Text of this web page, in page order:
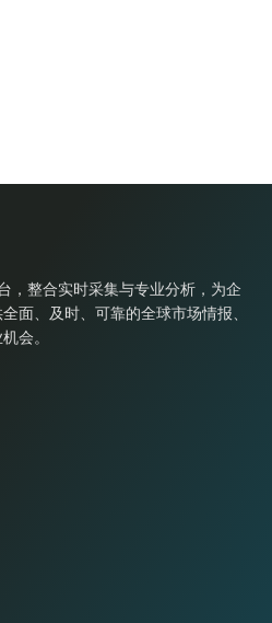
，整合实时采集与专业分析，为企
面、及时、可靠的全球市场情报、
会。